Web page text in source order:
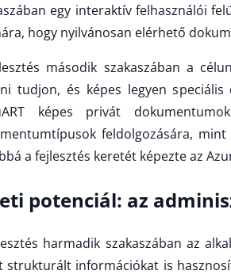
egy interaktív felhasználói
hogy nyilvánosan elérhető
második szakaszában a
tudjon, és képes legyen
képes privát
feldolgozására,
a fejlesztés keretét képezte az
potenciál: az
harmadik szakaszában az
strukturált információkat is